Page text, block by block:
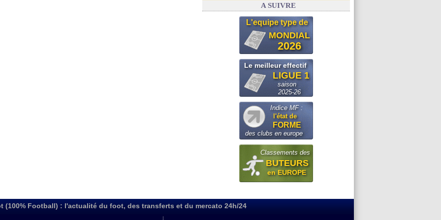
A SUIVRE
L'equipe type de
MONDIAL
2026
Le meilleur effectif
LIGUE 1
saison
2025-26
Indice MF :
l'état de
FORME
des clubs en europe
Classements des
BUTEURS
en EUROPE
(100% Football) : l'actualité du foot, des transferts et du mercato 24h/24